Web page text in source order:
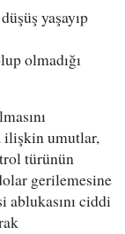
yaşayıp
olmadığı
ilişkin umutlar,
türünün
gerilemesine
ablukasını ciddi